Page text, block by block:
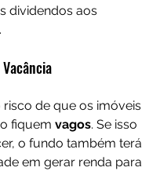
dividendos aos
risco de que os imóveis
fiquem vagos. Se isso
o fundo também terá
em gerar renda para